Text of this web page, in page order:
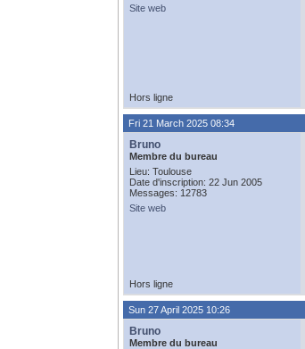
Site web
Hors ligne
Fri 21 March 2025 08:34
Bruno
Membre du bureau
Lieu: Toulouse
Date d'inscription: 22 Jun 2005
Messages: 12783
Site web
Hors ligne
Sun 27 April 2025 10:26
Bruno
Membre du bureau